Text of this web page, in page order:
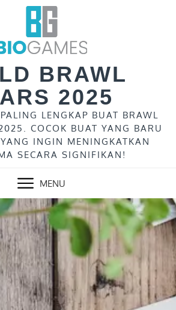
BRAWL
2025
LENGKAP BUAT BRAWL
COCOK BUAT YANG BARU
INGIN MENINGKATKAN
SECARA SIGNIFIKAN!
MENU